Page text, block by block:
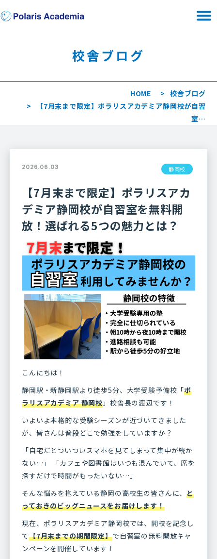
校舎ブログ
HOME
校舎ブログ
【7月末まで限定】ポラリスアカデミア静岡校が自習
室…
2026.06.03 静岡校
【7月末まで限定】ポラリスアカ
デミア静岡校が自習室を無料開
放！選ばれる5つの魅力とは？
こんにちは！
静岡駅・新静岡駅より徒歩5分、大学受験予備校「ポ
ラリスアカデミア 静岡校 」校舎長の渡辺です！
いよいよ本格的な受験シーズンが近づいてきました
が、皆さんは普段どこで勉強をしていますか？
「自宅だとついついスマホを見てしまって集中が続か
ない…」 「カフェや図書館はいつも混んでいて、席を
探すだけで時間がもったいない…」
そんな悩みを抱えている静岡の高校生の皆さんに、と
っておきのビッグニュースをお届けします！
現在、ポラリスアカデミア静岡校では、開校を記念し
て【7月末までの期間限定】で自習室の無料開放キャ
ンペーンを開催しています！